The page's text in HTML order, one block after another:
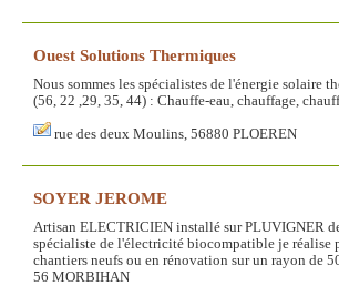
Ouest Solutions Thermiques
Nous sommes les spécialistes de l'énergie solaire
(56, 22 ,29, 35, 44) : Chauffe-eau, chauffage,
rue des deux Moulins, 56880 PLOEREN
SOYER JEROME
Artisan ELECTRICIEN installé sur PLUVIGNER
spécialiste de l'électricité biocompatible je réalise
chantiers neufs ou en rénovation sur un rayon de
56 MORBIHAN